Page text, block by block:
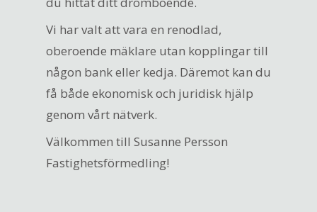
Vi har valt att vara en renodlad,
oberoende mäklare utan kopplingar till
någon bank eller kedja. Däremot kan du
få både ekonomisk och juridisk hjälp
genom vårt nätverk.
Välkommen till Susanne Persson
Fastighetsförmedling!